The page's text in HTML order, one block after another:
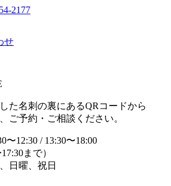
2177
せ
た名刺の裏にあるQRコードから
ご予約・ご相談ください。
〜12:30 / 13:30〜18:00
まで）
日曜、祝日